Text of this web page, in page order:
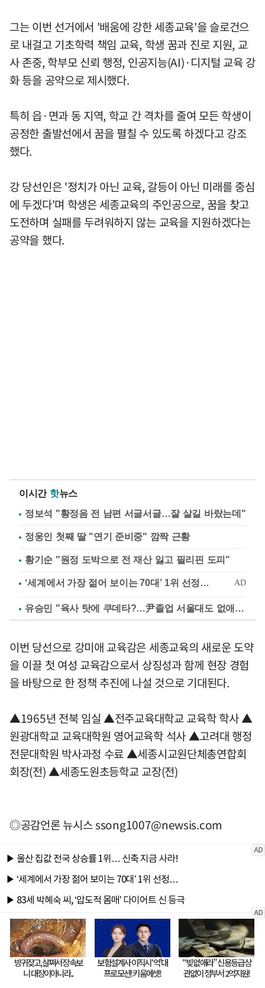
그는 이번 선거에서 '배움에 강한 세종교육'을 슬로건으
로 내걸고 기초학력 책임 교육, 학생 꿈과 진로 지원, 교
사 존중, 학부모 신뢰 행정, 인공지능(AI)·디지털 교육 강
화 등을 공약으로 제시했다.
특히 읍·면과 동 지역, 학교 간 격차를 줄여 모든 학생이
공정한 출발선에서 꿈을 펼칠 수 있도록 하겠다고 강조
했다.
강 당선인은 '정치가 아닌 교육, 갈등이 아닌 미래를 중심
에 두겠다'며 학생은 세종교육의 주인공으로, 꿈을 찾고
도전하며 실패를 두려워하지 않는 교육을 지원하겠다는
공약을 했다.
이시간 핫뉴스
정보석 "황정음 전 남편 서글서글…잘 살길 바랐는데"
정웅인 첫째 딸 "연기 준비중" 깜짝 근황
황기순 "원정 도박으로 전 재산 잃고 필리핀 도피"
유승민 "육사 탓에 쿠데타?…尹졸업 서울대도 없애나"
이번 당선으로 강미애 교육감은 세종교육의 새로운 도약
을 이끌 첫 여성 교육감으로서 상징성과 함께 현장 경험
을 바탕으로 한 정책 추진에 나설 것으로 기대된다.
▲1965년 전북 임실 ▲전주교육대학교 교육학 학사 ▲
원광대학교 교육대학원 영어교육학 석사 ▲고려대 행정
전문대학원 박사과정 수료 ▲세종시교원단체총연합회
회장(전) ▲세종도원초등학교 교장(전)
◎공감언론 뉴시스ssong1007@newsis.com